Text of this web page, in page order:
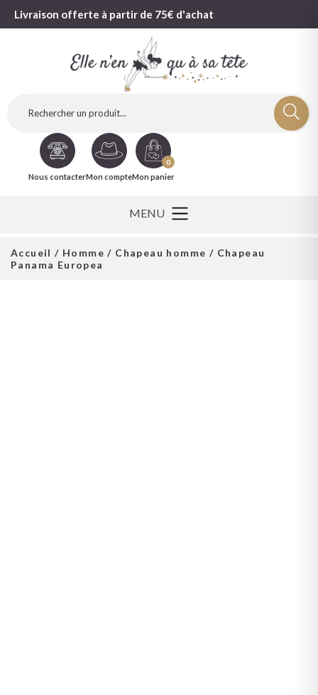
Livraison offerte à partir de 75€ d'achat
Nous contacterMon compte
0
Mon panier
Accueil / Homme / Chapeau homme / Chapeau
Panama Europea